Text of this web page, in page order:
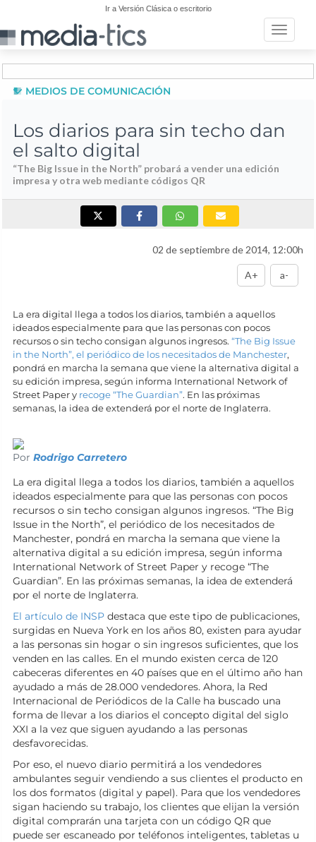
Ir a Versión Clásica o escritorio
Toggle
MEDIOS DE COMUNICACIÓN
Los diarios para sin techo dan
el salto digital
“The Big Issue in the North” probará a vender una edición
impresa y otra web mediante códigos QR
02 de septiembre de 2014, 12:00h
A+ a-
La era digital llega a todos los diarios, también a aquellos
ideados especialmente para que las personas con pocos
recursos o sin techo consigan algunos ingresos. “The Big Issue
in the North”, el periódico de los necesitados de Manchester,
pondrá en marcha la semana que viene la alternativa digital a
su edición impresa, según informa International Network of
Street Paper y recoge “The Guardian”. En las próximas
semanas, la idea de extenderá por el norte de Inglaterra.
Por Rodrigo Carretero
La era digital llega a todos los diarios, también a aquellos
ideados especialmente para que las personas con pocos
recursos o sin techo consigan algunos ingresos. “The Big
Issue in the North”, el periódico de los necesitados de
Manchester, pondrá en marcha la semana que viene la
alternativa digital a su edición impresa, según informa
International Network of Street Paper y recoge “The
Guardian”. En las próximas semanas, la idea de extenderá
por el norte de Inglaterra.
El artículo de INSP destaca que este tipo de publicaciones,
surgidas en Nueva York en los años 80, existen para ayudar
a las personas sin hogar o sin ingresos suficientes, que los
venden en las calles. En el mundo existen cerca de 120
cabeceras diferentes en 40 países que en el último año han
ayudado a más de 28.000 vendedores. Ahora, la Red
Internacional de Periódicos de la Calle ha buscado una
forma de llevar a los diarios el concepto digital del siglo
XXI a la vez que siguen ayudando a las personas
desfavorecidas.
Por eso, el nuevo diario permitirá a los vendedores
ambulantes seguir vendiendo a sus clientes el producto en
los dos formatos (digital y papel). Para que los vendedores
sigan haciendo su trabajo, los clientes que elijan la versión
digital comprarán una tarjeta con un código QR que
puede ser escaneado por teléfonos inteligentes, tabletas u